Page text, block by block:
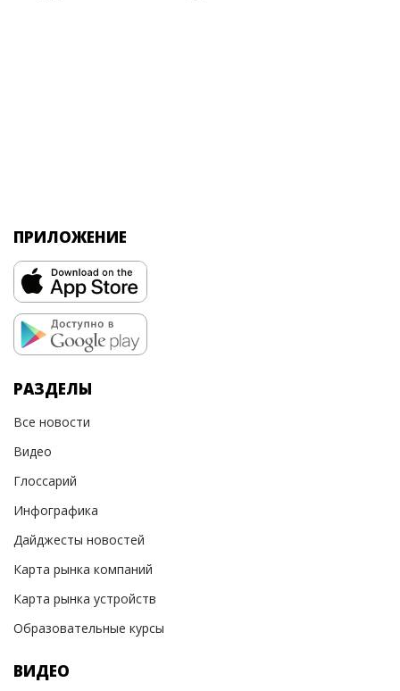
ПРИЛОЖЕНИЕ
РАЗДЕЛЫ
Все новости
Видео
Глоссарий
Инфографика
Дайджесты новостей
Карта рынка компаний
Карта рынка устройств
Образовательные курсы
ВИДЕО